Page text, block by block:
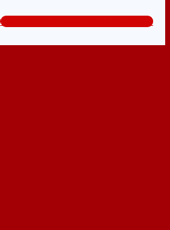
Tổng đài tư vấn miễn phí: 0824.400.400